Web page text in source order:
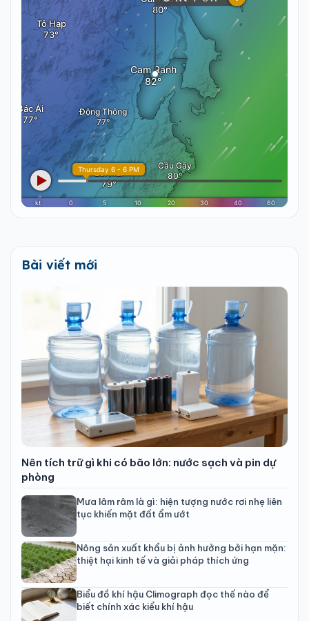
Bài viết mới
Nên tích trữ gì khi có bão lớn: nước sạch và pin dự
phòng
Mưa lâm râm là gì: hiện tượng nước rơi nhẹ liên
tục khiến mặt đất ẩm ướt
Nông sản xuất khẩu bị ảnh hưởng bởi hạn mặn:
thiệt hại kinh tế và giải pháp thích ứng
Biểu đồ khí hậu Climograph đọc thế nào để
biết chính xác kiểu khí hậu